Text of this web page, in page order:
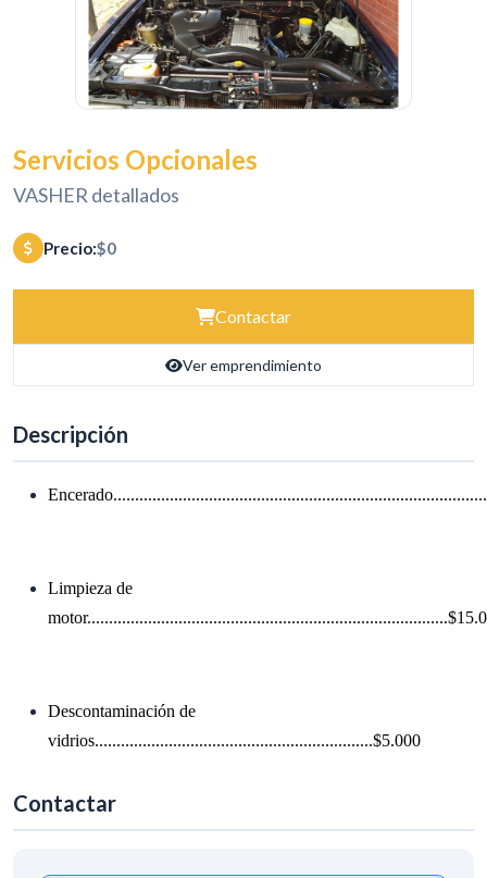
Servicios Opcionales
VASHER detallados
Precio:$0
Contactar
Ver emprendimiento
Descripción
Limpieza de
Descontaminación de
vidrios................................................................$5.000
Contactar